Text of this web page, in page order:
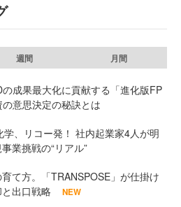
週間 月間
成果最大化に貢献する「進化版FP
意思決定の秘訣とは
学、リコー発！ 社内起業家4人が明
業挑戦の“リアル”
て方。「TRANSPOSE」が仕掛け
出口戦略
NEW